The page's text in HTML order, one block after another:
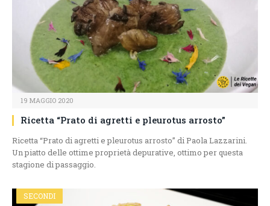
19 MAGGIO 2020
Ricetta “Prato di agretti e pleurotus arrosto”
Ricetta “Prato di agretti e pleurotus arrosto” di Paola Lazzarini.
Un piatto delle ottime proprietà depurative, ottimo per questa
stagione di passaggio.
SECONDI